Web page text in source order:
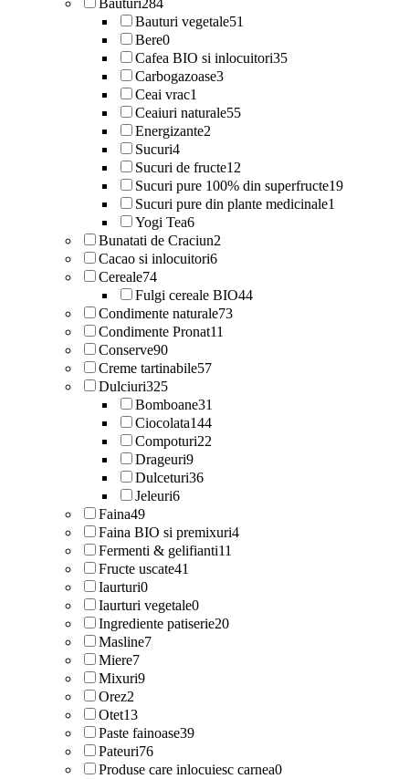
Bauturi284
Bauturi vegetale51
Bere0
Cafea BIO si inlocuitori35
Carbogazoase3
Ceai vrac1
Ceaiuri naturale55
Energizante2
Sucuri4
Sucuri de fructe12
Sucuri pure 100% din superfructe19
Sucuri pure din plante medicinale1
Yogi Tea6
Bunatati de Craciun2
Cacao si inlocuitori6
Cereale74
Fulgi cereale BIO44
Condimente naturale73
Condimente Pronat11
Conserve90
Creme tartinabile57
Dulciuri325
Bomboane31
Ciocolata144
Compoturi22
Drageuri9
Dulceturi36
Jeleuri6
Faina49
Faina BIO si premixuri4
Fermenti & gelifianti11
Fructe uscate41
Iaurturi0
Iaurturi vegetale0
Ingrediente patiserie20
Masline7
Miere7
Mixuri9
Orez2
Otet13
Paste fainoase39
Pateuri76
Produse care inlocuiesc carnea0